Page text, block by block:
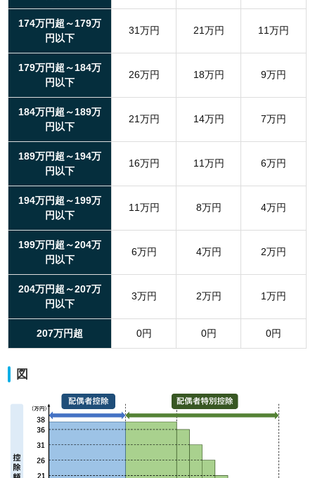
174万円超～179万
円以下
31万円 21万円 11万円
179万円超～184万
円以下
26万円 18万円 9万円
184万円超～189万
円以下
21万円 14万円 7万円
189万円超～194万
円以下
16万円 11万円 6万円
194万円超～199万
円以下
11万円 8万円 4万円
199万円超～204万
円以下
6万円 4万円 2万円
204万円超～207万
円以下
3万円 2万円 1万円
207万円超 0円 0円 0円
図